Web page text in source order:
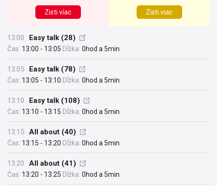
Zisti víac Zisti viac
13:00 Easy talk (28)
Čas: 13:00 - 13:05 Dĺžka: 0hod a 5min
13:05 Easy talk (78)
Čas: 13:05 - 13:10 Dĺžka: 0hod a 5min
13:10 Easy talk (108)
Čas: 13:10 - 13:15 Dĺžka: 0hod a 5min
13:15 All about (40)
Čas: 13:15 - 13:20 Dĺžka: 0hod a 5min
13:20 All about (41)
Čas: 13:20 - 13:25 Dĺžka: 0hod a 5min